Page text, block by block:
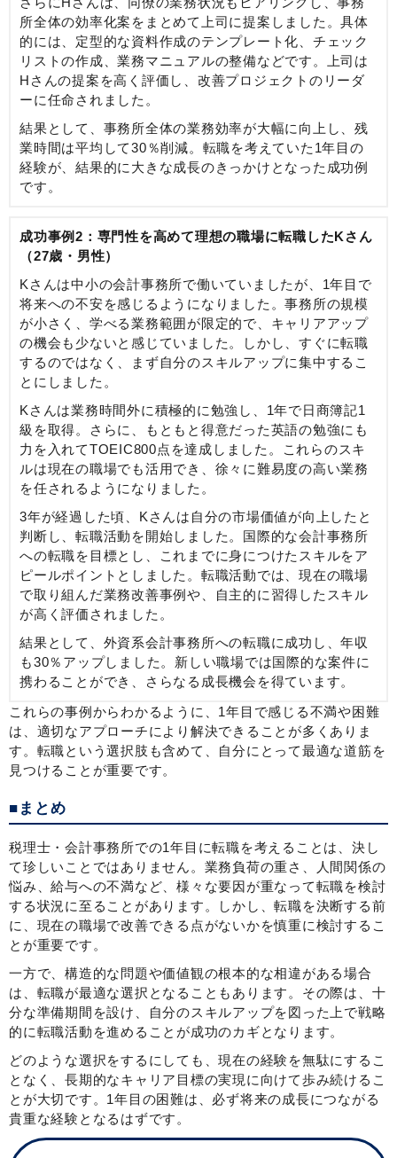
所全体の効率化案をまとめて上司に提案しました。具体
的には、定型的な資料作成のテンプレート化、チェック
リストの作成、業務マニュアルの整備などです。上司は
Hさんの提案を高く評価し、改善プロジェクトのリーダ
ーに任命されました。
結果として、事務所全体の業務効率が大幅に向上し、残
業時間は平均して30％削減。転職を考えていた1年目の
経験が、結果的に大きな成長のきっかけとなった成功例
です。
成功事例2：専門性を高めて理想の職場に転職したKさん
（27歳・男性）
Kさんは中小の会計事務所で働いていましたが、1年目で
将来への不安を感じるようになりました。事務所の規模
が小さく、学べる業務範囲が限定的で、キャリアアップ
の機会も少ないと感じていました。しかし、すぐに転職
するのではなく、まず自分のスキルアップに集中するこ
とにしました。
Kさんは業務時間外に積極的に勉強し、1年で日商簿記1
級を取得。さらに、もともと得意だった英語の勉強にも
力を入れてTOEIC800点を達成しました。これらのスキ
ルは現在の職場でも活用でき、徐々に難易度の高い業務
を任されるようになりました。
3年が経過した頃、Kさんは自分の市場価値が向上したと
判断し、転職活動を開始しました。国際的な会計事務所
への転職を目標とし、これまでに身につけたスキルをア
ピールポイントとしました。転職活動では、現在の職場
で取り組んだ業務改善事例や、自主的に習得したスキル
が高く評価されました。
結果として、外資系会計事務所への転職に成功し、年収
も30％アップしました。新しい職場では国際的な案件に
携わることができ、さらなる成長機会を得ています。
これらの事例からわかるように、1年目で感じる不満や困難
は、適切なアプローチにより解決できることが多くありま
す。転職という選択肢も含めて、自分にとって最適な道筋を
見つけることが重要です。
■まとめ
税理士・会計事務所での1年目に転職を考えることは、決し
て珍しいことではありません。業務負荷の重さ、人間関係の
悩み、給与への不満など、様々な要因が重なって転職を検討
する状況に至ることがあります。しかし、転職を決断する前
に、現在の職場で改善できる点がないかを慎重に検討するこ
とが重要です。
一方で、構造的な問題や価値観の根本的な相違がある場合
は、転職が最適な選択となることもあります。その際は、十
分な準備期間を設け、自分のスキルアップを図った上で戦略
的に転職活動を進めることが成功のカギとなります。
どのような選択をするにしても、現在の経験を無駄にするこ
となく、長期的なキャリア目標の実現に向けて歩み続けるこ
とが大切です。1年目の困難は、必ず将来の成長につながる
貴重な経験となるはずです。